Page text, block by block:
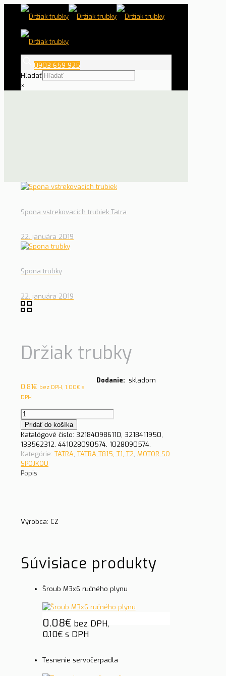
0903 659 925
Hľadať
×
Spona vstrekovacích trubiek Tatra
22. januára 2019
Spona trubky
22. januára 2019
Držiak trubky
0.81€ bez DPH, 1.00€ s
DPH
Dodanie: skladom
množstvo
Držiak
trubky
Pridať do košíka
Katalógové číslo: 321840986110, 3218411950,
133562312, 441028090574, 1028090574,
Kategórie: TATRA, TATRA T815, T1, T2, MOTOR SO
SPOJKOU
Popis
Výrobca: CZ
Súvisiace produkty
Šroub M3x6 ručného plynu
0.08€ bez DPH,
0.10€s DPH
Tesnenie servočerpadla